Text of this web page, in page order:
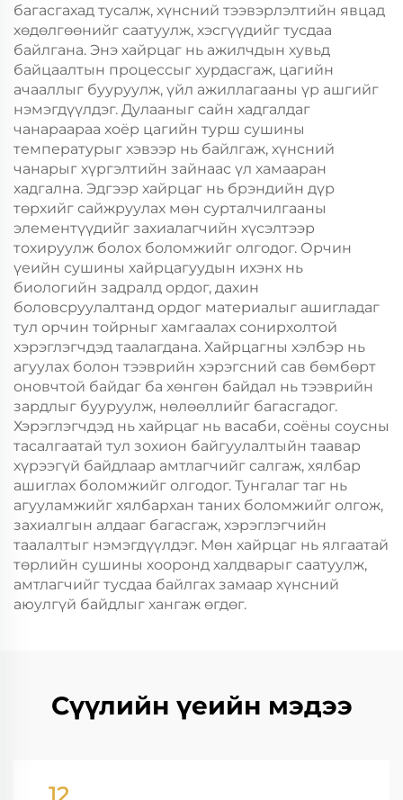
багасгахад тусалж, хүнсний тээвэрлэлтийн явцад
хөдөлгөөнийг саатуулж, хэсгүүдийг тусдаа
байлгана. Энэ хайрцаг нь ажилчдын хувьд
байцаалтын процессыг хурдасгаж, цагийн
ачааллыг бууруулж, үйл ажиллагааны үр ашгийг
нэмэгдүүлдэг. Дулааныг сайн хадгалдаг
чанараараа хоёр цагийн турш сушины
температурыг хэвээр нь байлгаж, хүнсний
чанарыг хүргэлтийн зайнаас үл хамааран
хадгална. Эдгээр хайрцаг нь брэндийн дүр
төрхийг сайжруулах мөн сурталчилгааны
элементүүдийг захиалагчийн хүсэлтээр
тохируулж болох боломжийг олгодог. Орчин
үеийн сушины хайрцагуудын ихэнх нь
биологийн задралд ордог, дахин
боловсруулалтанд ордог материалыг ашигладаг
тул орчин тойрныг хамгаалах сонирхолтой
хэрэглэгчдэд таалагдана. Хайрцагны хэлбэр нь
агуулах болон тээврийн хэрэгсний сав бөмбөрт
оновчтой байдаг ба хөнгөн байдал нь тээврийн
зардлыг бууруулж, нөлөөллийг багасгадог.
Хэрэглэгчдэд нь хайрцаг нь васаби, соёны соусны
тасалгаатай тул зохион байгуулалтыйн таавар
хүрээгүй байдлаар амтлагчийг салгаж, хялбар
ашиглах боломжийг олгодог. Тунгалаг таг нь
агууламжийг хялбархан таних боломжийг олгож,
захиалгын алдааг багасгаж, хэрэглэгчийн
таалалтыг нэмэгдүүлдэг. Мөн хайрцаг нь ялгаатай
төрлийн сушины хооронд халдварыг саатуулж,
амтлагчийг тусдаа байлгах замаар хүнсний
аюулгүй байдлыг хангаж өгдөг.
Сүүлийн үеийн мэдээ